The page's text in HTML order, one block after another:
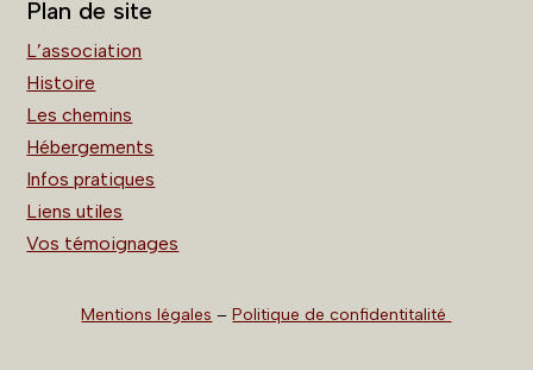
Plan de site
L’association
Histoire
Les chemins
Hébergements
Infos pratiques
Liens utiles
Vos témoignages
Mentions légales –Politique de confidentitalité